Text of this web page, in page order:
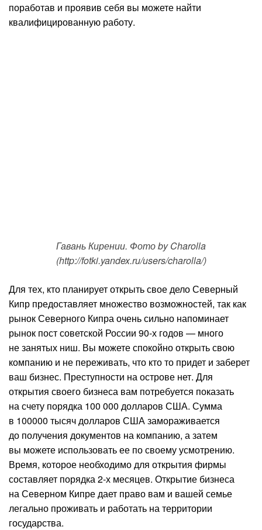
поработав и проявив себя вы можете найти
квалифицированную работу.
Гавань Кирении. Фото by Charolla
(http://fotki.yandex.ru/users/charolla/)
Для тех, кто планирует открыть свое дело Северный
Кипр предоставляет множество возможностей, так как
рынок Северного Кипра очень сильно напоминает
рынок пост советской России 90-х годов — много
не занятых ниш. Вы можете спокойно открыть свою
компанию и не переживать, что кто то придет и заберет
ваш бизнес. Преступности на острове нет. Для
открытия своего бизнеса вам потребуется показать
на счету порядка 100 000 долларов США. Сумма
в 100000 тысяч долларов США замораживается
до получения документов на компанию, а затем
вы можете использовать ее по своему усмотрению.
Время, которое необходимо для открытия фирмы
составляет порядка 2-х месяцев. Открытие бизнеса
на Северном Кипре дает право вам и вашей семье
легально проживать и работать на территории
государства.